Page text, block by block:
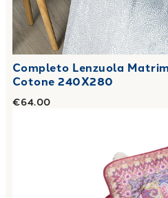
Completo Lenzuola
Cotone 240X280
€64.00